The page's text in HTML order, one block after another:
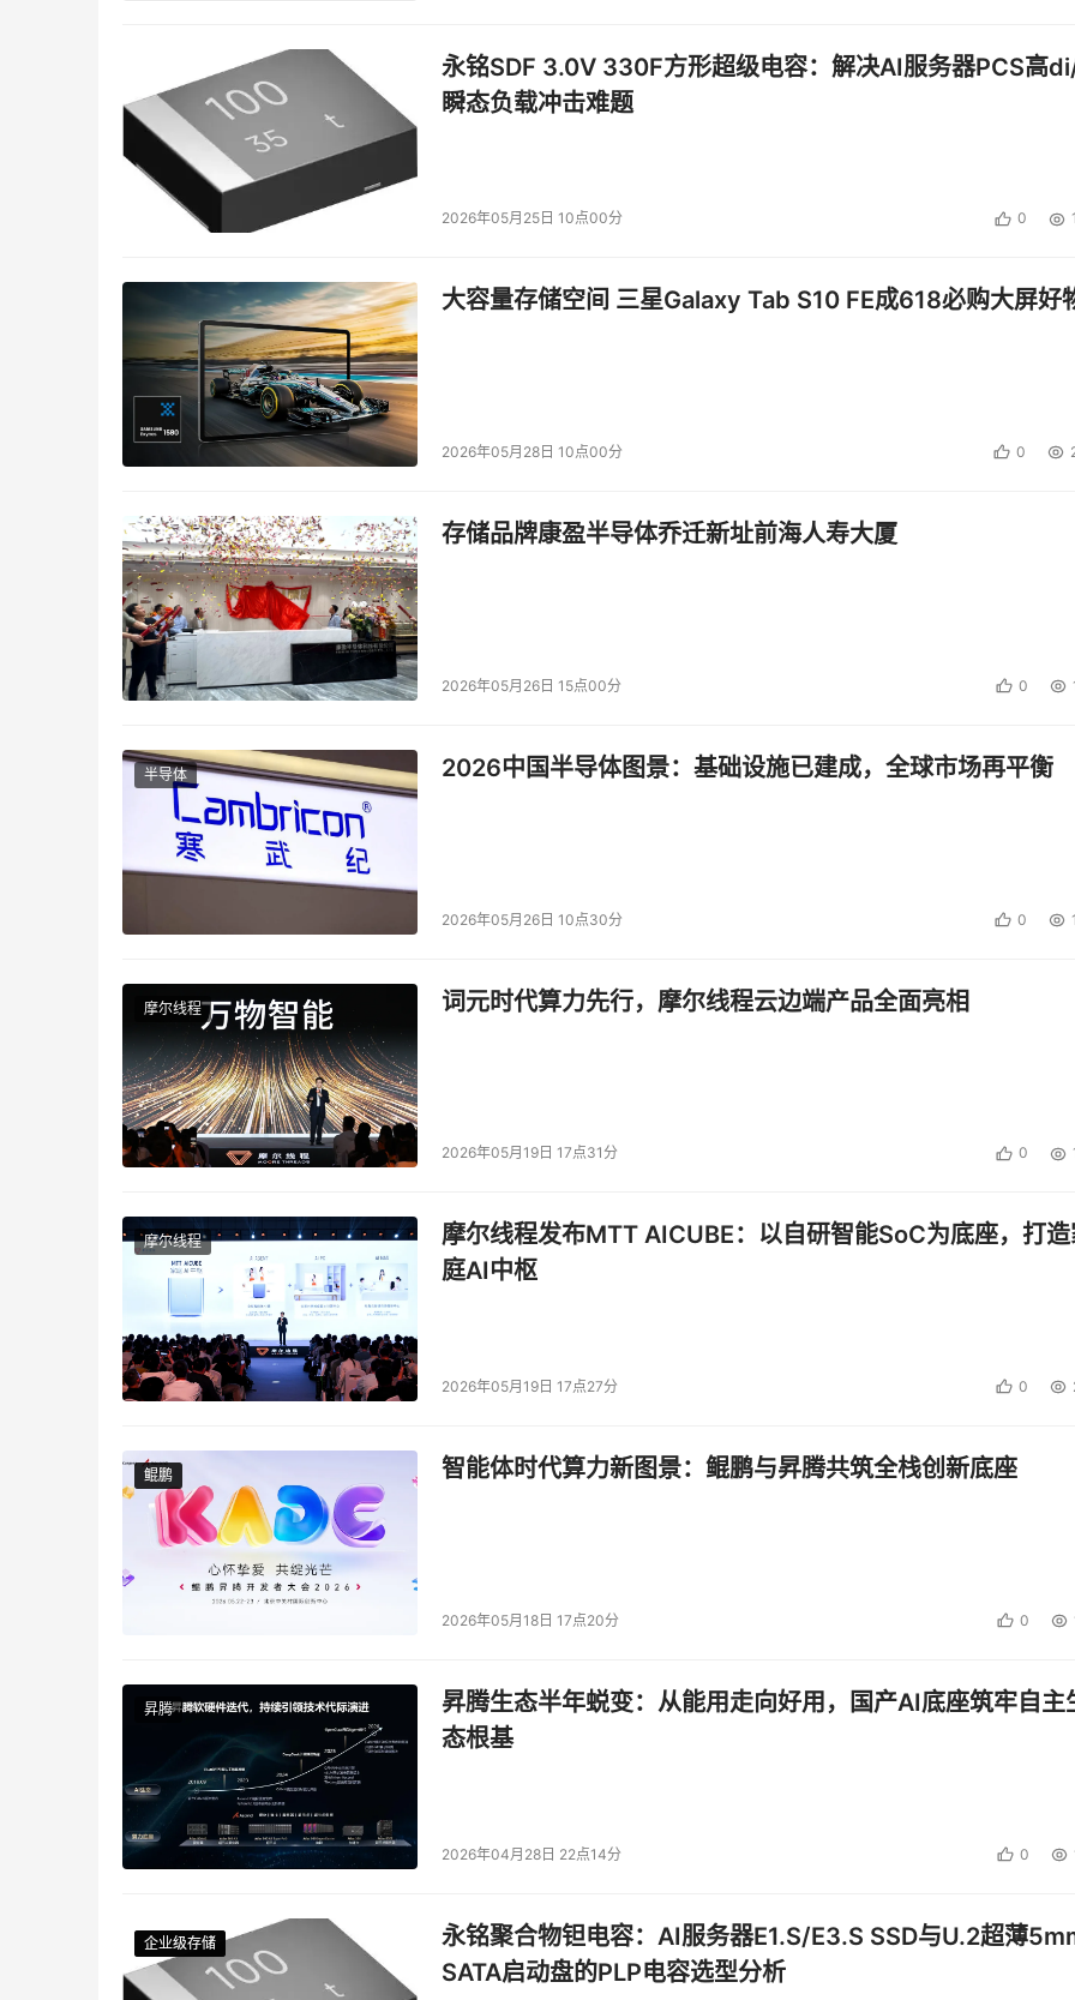
永铭SDF 3.0V 330F方形超级电容：解决AI服务器PCS高
瞬态负载冲击难题
2026年05月25日 10点00分 0
大容量存储空间 三星Galaxy Tab S10 FE成618必购大屏好
2026年05月28日 10点00分 0
存储品牌康盈半导体乔迁新址前海人寿大厦
2026年05月26日 15点00分 0
半导体 2026中国半导体图景：基础设施已建成，全球市场再平衡
2026年05月26日 10点30分 0
摩尔线程 词元时代算力先行，摩尔线程云边端产品全面亮相
2026年05月19日 17点31分 0
摩尔线程
摩尔线程发布MTT AICUBE：以自研智能SoC为底座，打
庭AI中枢
2026年05月19日 17点27分 0
鲲鹏
鲲鹏 智能体时代算力新图景：鲲鹏与昇腾共筑全栈创新底座
2026年05月18日 17点20分 0
昇腾
昇腾生态半年蜕变：从能用走向好用，国产AI底座筑牢自主
态根基
2026年04月28日 22点14分 0
企业级存储
企业级存储
企业级存储
企业级存储
永铭聚合物钽电容：AI服务器E1.S/E3.S SSD与U.2超薄
SATA启动盘的PLP电容选型分析